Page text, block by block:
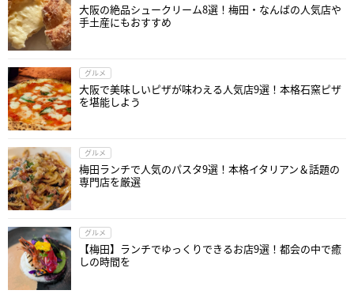
大阪の絶品シュークリーム8選！梅田・なんばの人気店や
手土産にもおすすめ
グルメ
大阪で美味しいピザが味わえる人気店9選！本格石窯ピザ
を堪能しよう
グルメ
梅田ランチで人気のパスタ9選！本格イタリアン＆話題の
専門店を厳選
グルメ
【梅田】ランチでゆっくりできるお店9選！都会の中で癒
しの時間を